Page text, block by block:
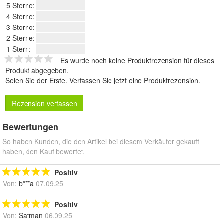
5 Sterne:
4 Sterne:
3 Sterne:
2 Sterne:
1 Stern:
Es wurde noch keine Produktrezension für dieses
Produkt abgegeben.
Seien Sie der Erste. Verfassen Sie jetzt eine Produktrezension.
Rezension verfassen
Bewertungen
So haben Kunden, die den Artikel bei diesem Verkäufer gekauft
haben, den Kauf bewertet.
Positiv
Von: b***a 07.09.25
Positiv
Von: Satman 06.09.25